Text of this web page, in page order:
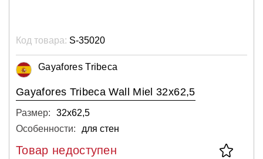
Код товара: S-35020
Gayafores Tribeca
Gayafores Tribeca Wall Miel 32x62,5
Размер:
32х62,5
Особенности:
для стен
Товар недоступен